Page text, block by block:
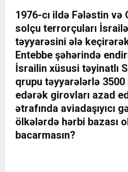
1976-cı ildə Fələstin və
solçu terrorçuları
təyyarəsini ələ
Entebbe şəhərində
İsrailin xüsusi təyinatlı
qrupu təyyarələrlə
edərək girovları azad
ətrafında aviadaşıyıcı
ölkələrdə hərbi bazası
bacarmasın?